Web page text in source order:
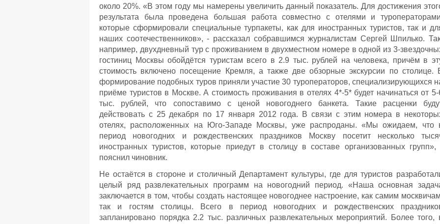
около 20%. «В этом году мы намерены увеличить данный показатель. Для достижения
результата была проведена большая работа совместно с отелями и
которые сформировали специальные турпакеты, как для иностранных туристов, так и
наших соотечественников», - рассказал собравшимся журналистам Сергей Шпилько.
например, двухдневный тур с проживанием в двухместном номере в одной из 3-
гостиниц Москвы обойдётся туристам всего в 2.9 тыс. рублей на человека, причём в
стоимость включено посещение Кремля, а также две обзорные экскурсии по столице.
формирование подобных туров приняли участие 30 туроператоров, специализирующихся
приёме туристов в Москве. А стоимость проживания в отелях 4*-5* будет начинаться от 5-
тыс. рублей, что сопоставимо с ценой новогоднего банкета. Такие расценки
действовать с 25 декабря по 17 января 2012 года. В связи с этим номера в
отелях, расположенных на Юго-Западе Москвы, уже распроданы. «Мы ожидаем, что
период новогодних и рождественских праздников Москву посетит несколько
иностранных туристов, которые приедут в столицу в составе организованных групп»,
пояснил чиновник.
Не остаётся в стороне и столичный Департамент культуры, где для туристов
целый ряд развлекательных программ на новогодний период. «Наша основная
заключается в том, чтобы создать настоящее новогоднее настроение, как самим
так и гостям столицы. Всего в период новогодних и рождественских
запланировано порядка 2.2 тыс. различных развлекательных мероприятий. Более того,